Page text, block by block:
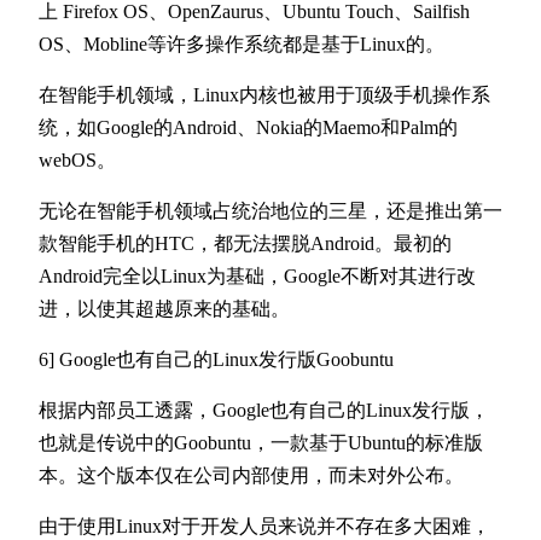
上 Firefox OS、OpenZaurus、Ubuntu Touch、Sailfish
OS、Mobline等许多操作系统都是基于Linux的。
在智能手机领域，Linux内核也被用于顶级手机操作系
统，如Google的Android、Nokia的Maemo和Palm的
webOS。
无论在智能手机领域占统治地位的三星，还是推出第一
款智能手机的HTC，都无法摆脱Android。最初的
Android完全以Linux为基础，Google不断对其进行改
进，以使其超越原来的基础。
6] Google也有自己的Linux发行版Goobuntu
根据内部员工透露，Google也有自己的Linux发行版，
也就是传说中的Goobuntu，一款基于Ubuntu的标准版
本。这个版本仅在公司内部使用，而未对外公布。
由于使用Linux对于开发人员来说并不存在多大困难，